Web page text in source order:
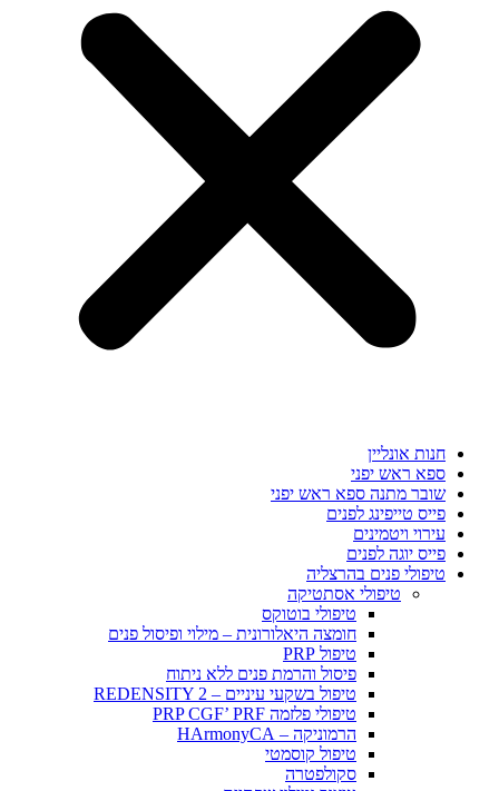
חנות אונליין
ספא ראש יפני
שובר מתנה ספא ראש יפני
פייס טייפינג לפנים
עירוי ויטמינים
פייס יוגה לפנים
טיפולי פנים בהרצליה
טיפולי אסתטיקה
טיפולי בוטוקס
חומצה היאלורונית – מילוי ופיסול פנים
טיפול PRP
פיסול והרמת פנים ללא ניתוח
טיפול בשקעי עיניים – REDENSITY 2
טיפולי פלזמה PRP CGF’ PRF
הרמוניקה – HArmonyCA
טיפול קוסמטי
סקולפטרה